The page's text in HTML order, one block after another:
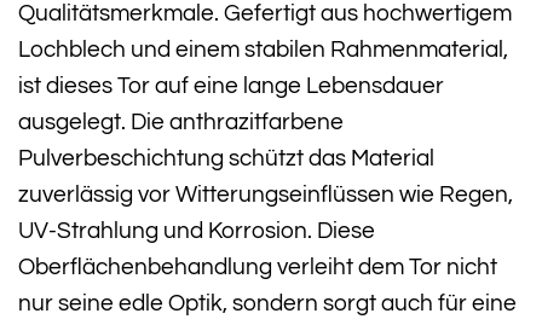
Qualitätsmerkmale. Gefertigt aus hochwertigem
Lochblech und einem stabilen Rahmenmaterial,
ist dieses Tor auf eine lange Lebensdauer
ausgelegt. Die anthrazitfarbene
Pulverbeschichtung schützt das Material
zuverlässig vor Witterungseinflüssen wie Regen,
UV-Strahlung und Korrosion. Diese
Oberflächenbehandlung verleiht dem Tor nicht
nur seine edle Optik, sondern sorgt auch für eine